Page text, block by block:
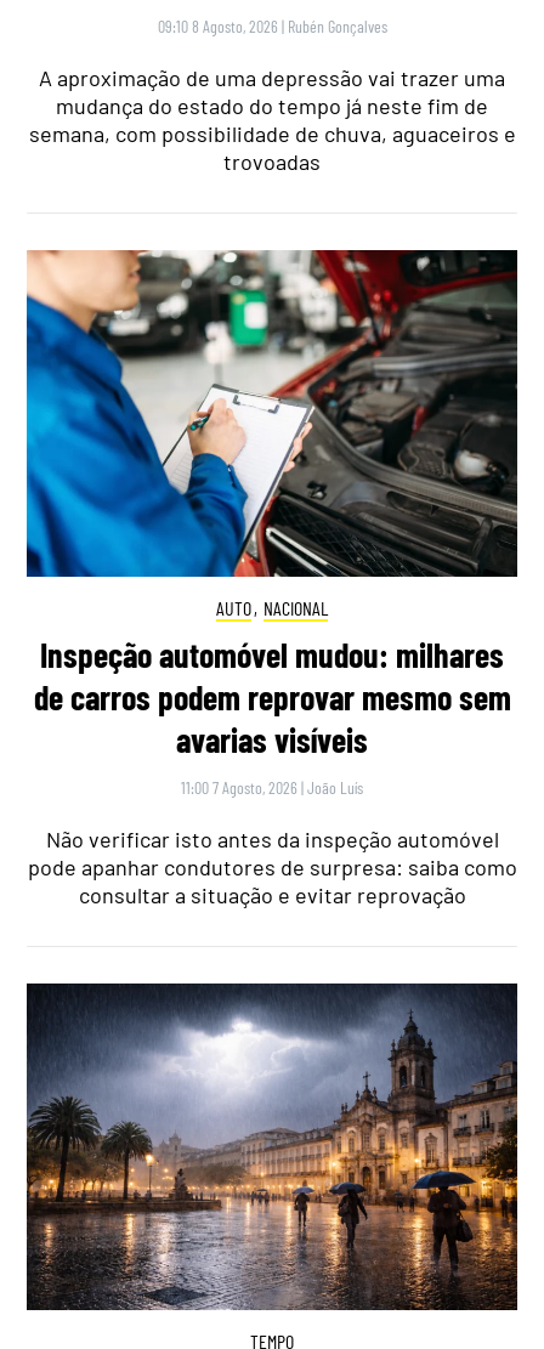
09:10 8 Agosto, 2026 | Rubén Gonçalves
A aproximação de uma depressão vai trazer uma
mudança do estado do tempo já neste fim de
semana, com possibilidade de chuva, aguaceiros e
trovoadas
AUTO, NACIONAL
Inspeção automóvel mudou: milhares
de carros podem reprovar mesmo sem
avarias visíveis
11:00 7 Agosto, 2026 |João Luís
Não verificar isto antes da inspeção automóvel
pode apanhar condutores de surpresa: saiba como
consultar a situação e evitar reprovação
TEMPO